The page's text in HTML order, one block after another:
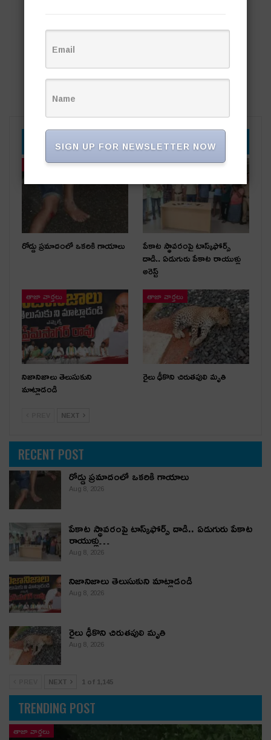
YOU MIGHT ALSO LIKE
తాజా వార్తలు
రోడ్డు ప్రమాదంలో ఒకరికి గాయాలు
తాజా వార్తలు
పేకాట స్థావరంపై టాస్క్‌ఫోర్స్
దాడి.. ఏడుగురు పేకాట రాయుళ్లు
అరెస్ట్
తాజా వార్తలు
నిజానిజాలు తెలుసుకుని
మాట్లాడండి
తాజా వార్తలు
రైలు ఢీకొని చిరుతపులి మృతి
NEXT
RECENT POST
రోడ్డు ప్రమాదంలో ఒకరికి గాయాలు
Aug 8, 2026
పేకాట స్థావరంపై టాస్క్‌ఫోర్స్ దాడి.. ఏడుగురు పేకాట
రాయుళ్లు…
Aug 8, 2026
నిజానిజాలు తెలుసుకుని మాట్లాడండి
Aug 8, 2026
రైలు ఢీకొని చిరుతపులి మృతి
Aug 8, 2026
NEXT 1 of 1,145
TRENDING POST
తాజా వార్తలు
SIGN UP FOR NEWSLETTER NOW